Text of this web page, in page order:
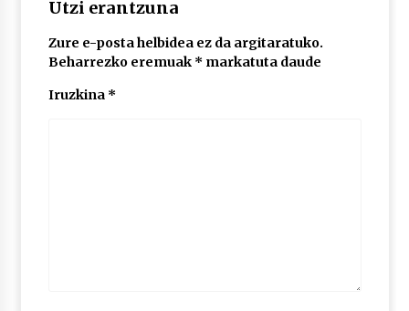
Uribitarte40 aretoan
Utzi erantzuna
Zure e-posta helbidea ez da argitaratuko.
Beharrezko eremuak * markatuta daude
Iruzkina *